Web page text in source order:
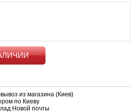
из магазина (Киев)
по Киеву
Новой почты